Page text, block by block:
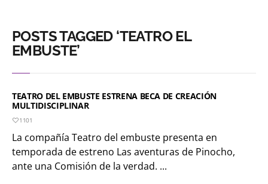
POSTS TAGGED ‘TEATRO EL
EMBUSTE’
TEATRO DEL EMBUSTE ESTRENA BECA DE CREACIÓN
MULTIDISCIPLINAR
1101
La compañía Teatro del embuste presenta en
temporada de estreno Las aventuras de Pinocho,
ante una Comisión de la verdad. ...